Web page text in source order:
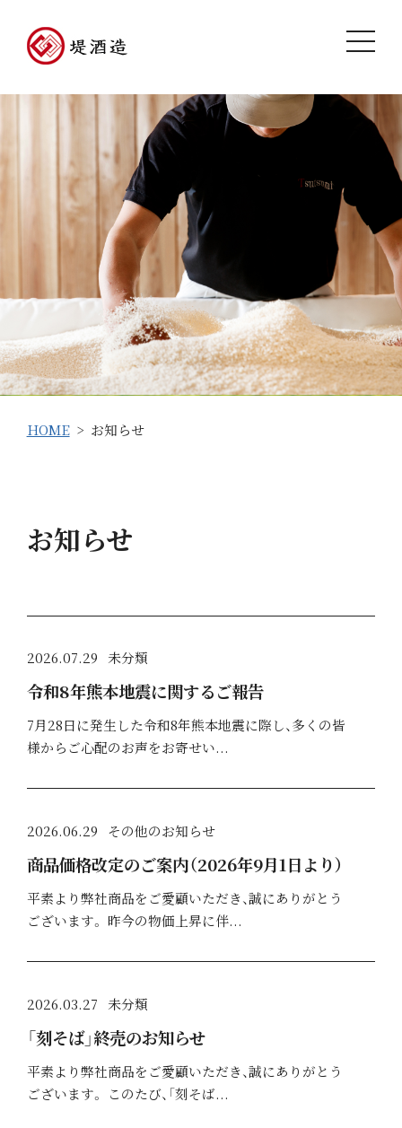
HOME お知らせ
お知らせ
2026.07.29 未分類
令和8年熊本地震に関するご報告
7月28日に発生した令和8年熊本地震に際し、多くの皆
様からご心配のお声をお寄せい...
2026.06.29 その他のお知らせ
商品価格改定のご案内（2026年9月1日より）
平素より弊社商品をご愛顧いただき、誠にありがとう
ございます。 昨今の物価上昇に伴...
2026.03.27 未分類
「刻そば」終売のお知らせ
平素より弊社商品をご愛顧いただき、誠にありがとう
ございます。 このたび、「刻そば...